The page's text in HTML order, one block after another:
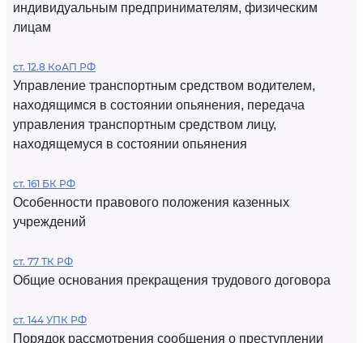
индивидуальным предпринимателям, физическим
лицам
ст. 12.8 КоАП РФ
Управление транспортным средством водителем,
находящимся в состоянии опьянения, передача
управления транспортным средством лицу,
находящемуся в состоянии опьянения
ст. 161 БК РФ
Особенности правового положения казенных
учреждений
ст. 77 ТК РФ
Общие основания прекращения трудового договора
ст. 144 УПК РФ
Порядок рассмотрения сообщения о преступлении